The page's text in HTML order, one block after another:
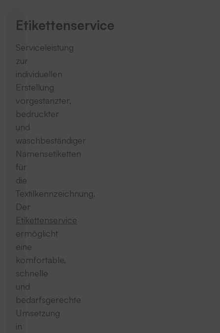
Etikettenservice
Serviceleistung
zur
individuellen
Erstellung
vorgestanzter,
bedruckter
und
waschbeständiger
Namensetiketten
für
die
Textilkennzeichnung.
Der
Etikettenservice
ermöglicht
eine
komfortable,
schnelle
und
bedarfsgerechte
Umsetzung
in